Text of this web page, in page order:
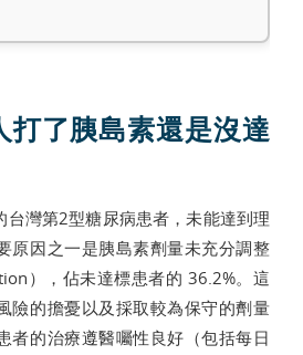
打了胰島素還是沒達
台灣第2型糖尿病患者，未能達到理
原因之一是胰島素劑量未充分調整
），佔未達標患者的 36.2%。這
險的擔憂以及採取較為保守的劑量
者的治療遵醫囑性良好（包括每日